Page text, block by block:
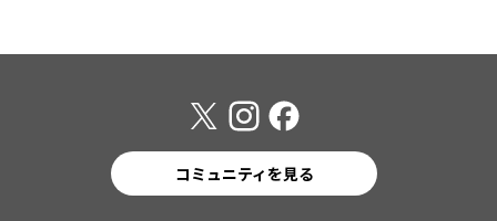
コミュニティを見る